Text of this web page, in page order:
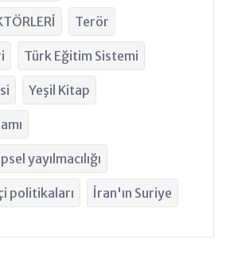
Terör
Türk Eğitim Sistemi
Yeşil Kitap
yayılmacılığı
politikaları İran'ın Suriye